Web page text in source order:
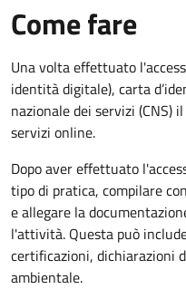
Come fare
Una volta effettuato
identità digitale), carta
nazionale dei servizi (CNS)
servizi online.
Dopo aver effettuato
tipo di pratica, compilare
e allegare la
l'attività. Questa può
certificazioni, dichiarazioni
ambientale.